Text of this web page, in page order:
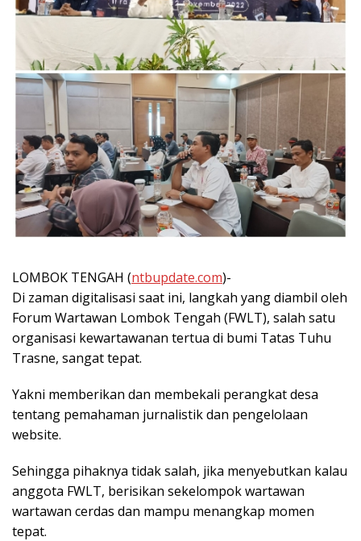
LOMBOK TENGAH (ntbupdate.com)-
Di zaman digitalisasi saat ini, langkah yang diambil oleh
Forum Wartawan Lombok Tengah (FWLT), salah satu
organisasi kewartawanan tertua di bumi Tatas Tuhu
Trasne, sangat tepat.
Yakni memberikan dan membekali perangkat desa
tentang pemahaman jurnalistik dan pengelolaan
website.
Sehingga pihaknya tidak salah, jika menyebutkan kalau
anggota FWLT, berisikan sekelompok wartawan
wartawan cerdas dan mampu menangkap momen
tepat.